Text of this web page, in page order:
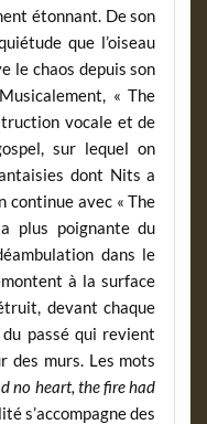
étonnant. De son
que l’oiseau
le chaos depuis son
« The
vocale et de
sur lequel on
dont Nits a
continue avec « The
plus poignante du
dans le
à la surface
devant chaque
passé qui revient
des murs. Les mots
no heart, the fire had
s’accompagne des